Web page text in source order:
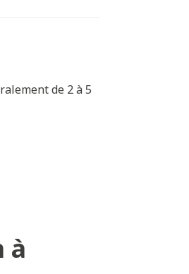
de 2 à 5
à